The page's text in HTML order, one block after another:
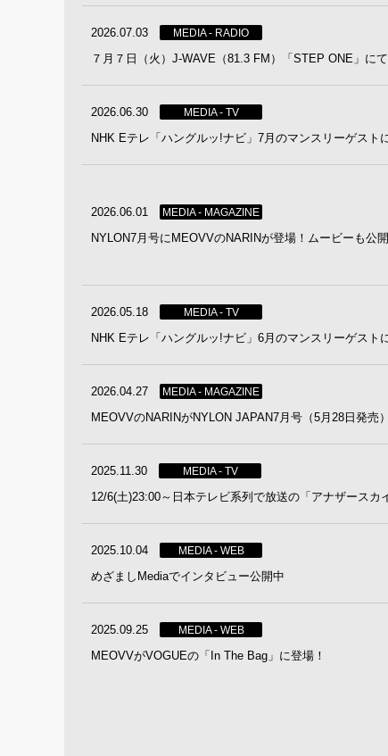
2026.07.03 MEDIA - RADIO
７月７日（火）J-WAVE（81.3 FM）「STEP ONE」に
2026.06.30 MEDIA - TV
NHK Eテレ「ハングルッ!ナビ」7月のマンスリーゲスト
2026.06.01 MEDIA - MAGAZINE
NYLON7月号にMEOVVのNARINが登場！ムービーも公開
2026.05.18 MEDIA - TV
NHK Eテレ「ハングルッ!ナビ」6月のマンスリーゲスト
2026.04.27 MEDIA - MAGAZINE
MEOVVのNARINがNYLON JAPAN7月号（5月28日発売
2025.11.30 MEDIA - TV
12/6(土)23:00～日本テレビ系列で放送の「アナザース
2025.10.04 MEDIA - WEB
めざましMediaでインタビュー公開中
2025.09.25 MEDIA - WEB
MEOVVがVOGUEの「In The Bag」に登場！